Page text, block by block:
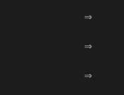
⇒
⇒
⇒